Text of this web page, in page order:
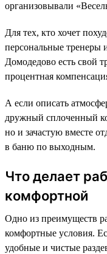
организовывали
Для тех, кто хочет
персональные тренеры
Домодедово есть свой
процентная
А если описать
дружный сплоченный
но и зачастую вместе
в баню по выходным.
Что делает
комфортной
Одно из преимуществ
комфортные условия.
удобные и чистые